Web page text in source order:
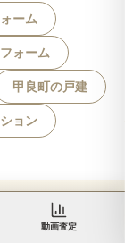
ーム
ォーム
甲良町の戸建
ョン
動画査定